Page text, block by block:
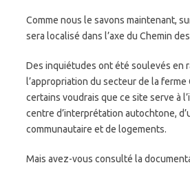
Comme nous le savons maintenant,
sera localisé dans l’axe du Chemin
Des inquiétudes ont été soulevés en
l’appropriation du secteur de la ferme
certains voudrais que ce site serve à
centre d’interprétation autochtone,
communautaire et de logements.
Mais avez-vous consulté la